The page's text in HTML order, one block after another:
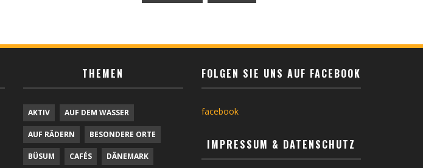
THEMEN
AKTIV AUF DEM WASSER
AUF RÄDERN BESONDERE ORTE
BÜSUM CAFÉS DÄNEMARK
FOLGEN SIE UNS AUF FACEBOOK
facebook
IMPRESSUM & DATENSCHUTZ